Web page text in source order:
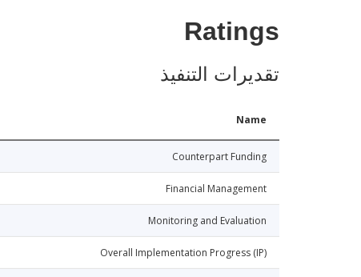
Ratings
تقديرات التنفيذ
Name
Counterpart Funding
Financial Management
Monitoring and Evaluation
Overall Implementation Progress (IP)